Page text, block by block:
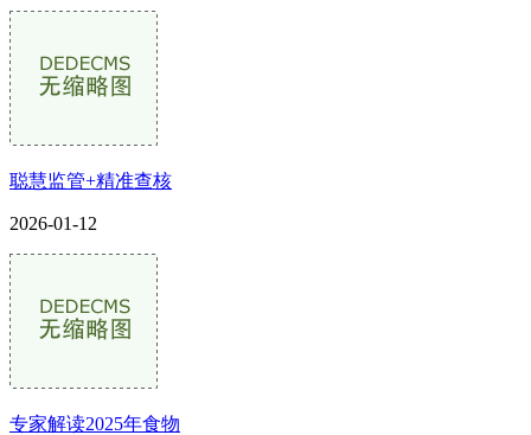
聪慧监管+精准查核
2026-01-12
专家解读2025年食物